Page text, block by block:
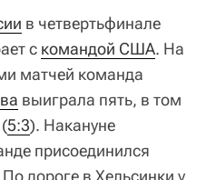
в четвертьфинале
с командой США. На
матчей команда
выиграла пять, в том
5:3). Накануне
присоединился
дороге в Хельсинки у